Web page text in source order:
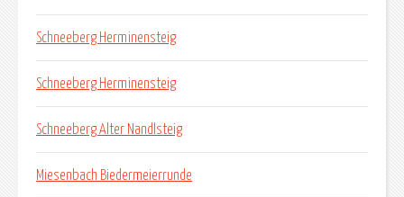
Schneeberg Herminensteig
Schneeberg Herminensteig
Schneeberg Alter Nandlsteig
Miesenbach Biedermeierrunde